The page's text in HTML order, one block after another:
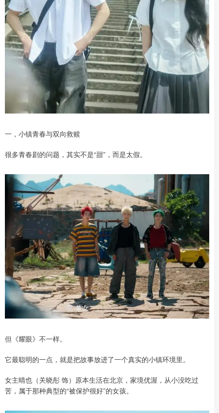
一，小镇青春与双向救赎
很多青春剧的问题，其实不是“甜”，而是太假。
但《耀眼》不一样。
它最聪明的一点，就是把故事放进了一个真实的小镇环境里。
女主晴也（关晓彤 饰）原本生活在北京，家境优渥，从小没吃过
苦，属于那种典型的“被保护很好”的女孩。